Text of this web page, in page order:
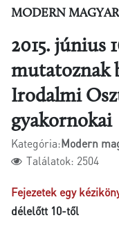
MODERN
2015. június
mutatoznak
Irodalmi
gyakornokai
Kategória:Modern
Találatok: 2504
Fejezetek egy
délelőtt 10-től